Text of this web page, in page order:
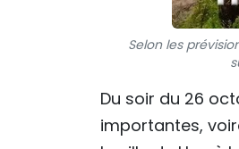
Selon les
Du soir du 26
importantes,